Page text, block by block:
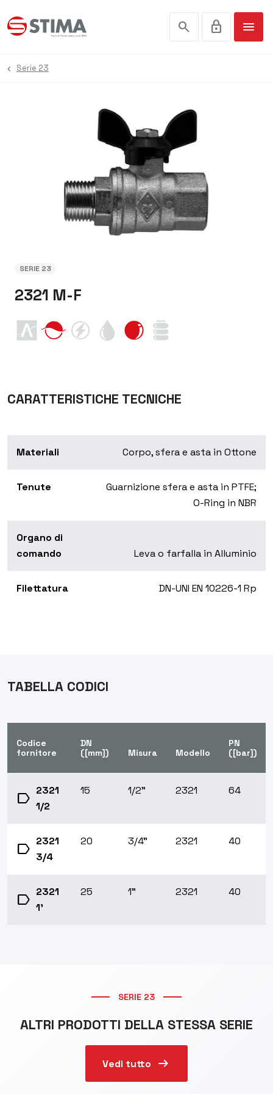
search lock menu
Serie 23
SERIE 23
2321 M-F
CARATTERISTICHE TECNICHE
Materiali Corpo, sfera e asta in Ottone
Tenute
Guarnizione sfera e asta in PTFE;
O-Ring in NBR
Organo di
comando
Leva o farfalla in Alluminio
Filettatura DN-UNI EN 10226-1 Rp
TABELLA CODICI
Codice
fornitore
DN
([mm])
Misura Modello
PN
([bar])
label 2321
1/2
15 1/2” 2321 64
label 2321
3/4
20 3/4” 2321 40
label 2321
1'
25 1” 2321 40
SERIE 23
ALTRI PRODOTTI DELLA STESSA SERIE
Vedi tutto arrow_right_alt